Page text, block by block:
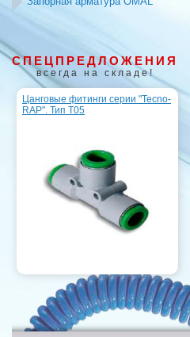
СПЕЦПРЕДЛОЖЕНИЯ
всегда на складе!
Цанговые фитинги серии "Tecno-
RAP". Тип T05